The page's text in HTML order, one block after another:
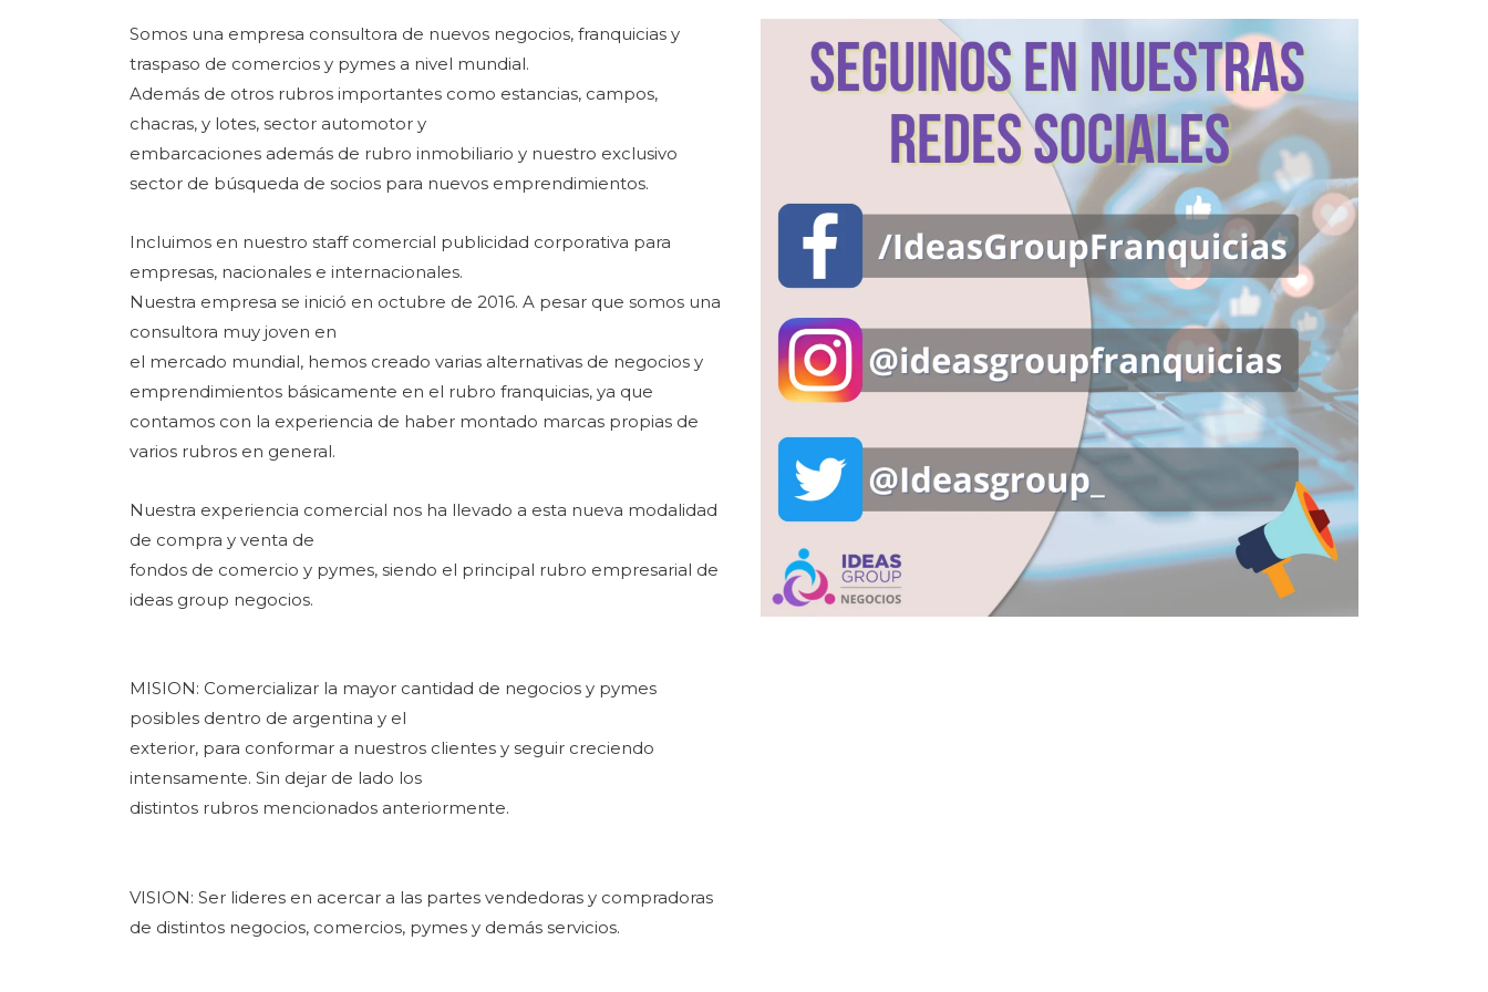
Somos una empresa consultora de nuevos negocios, franquicias y
traspaso de comercios y pymes a nivel mundial.
Además de otros rubros importantes como estancias, campos,
chacras, y lotes, sector automotor y
embarcaciones además de rubro inmobiliario y nuestro exclusivo
sector de búsqueda de socios para nuevos emprendimientos.
Incluimos en nuestro staff comercial publicidad corporativa para
empresas, nacionales e internacionales.
Nuestra empresa se inició en octubre de 2016. A pesar que somos una
consultora muy joven en
el mercado mundial, hemos creado varias alternativas de negocios y
emprendimientos básicamente en el rubro franquicias, ya que
contamos con la experiencia de haber montado marcas propias de
varios rubros en general.
Nuestra experiencia comercial nos ha llevado a esta nueva modalidad
de compra y venta de
fondos de comercio y pymes, siendo el principal rubro empresarial de
ideas group negocios.
MISION: Comercializar la mayor cantidad de negocios y pymes
posibles dentro de argentina y el
exterior, para conformar a nuestros clientes y seguir creciendo
intensamente. Sin dejar de lado los
distintos rubros mencionados anteriormente.
VISION: Ser lideres en acercar a las partes vendedoras y compradoras
de distintos negocios, comercios, pymes y demás servicios.